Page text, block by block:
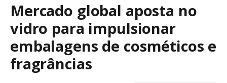
Mercado global aposta no
vidro para impulsionar
embalagens de cosméticos e
fragrâncias